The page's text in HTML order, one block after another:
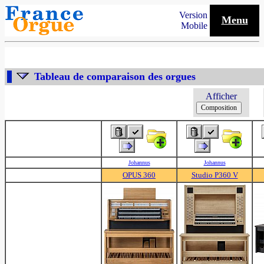
Version
Mobile
Menu
Tableau de comparaison des orgues
Afficher
Johannus Johannus
OPUS 360 Studio P360 V